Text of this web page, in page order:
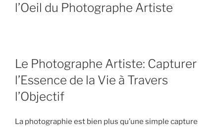
l’Oeil du Photographe Artiste
Le Photographe Artiste: Capturer
l’Essence de la Vie à Travers
l’Objectif
La photographie est bien plus qu’une simple capture